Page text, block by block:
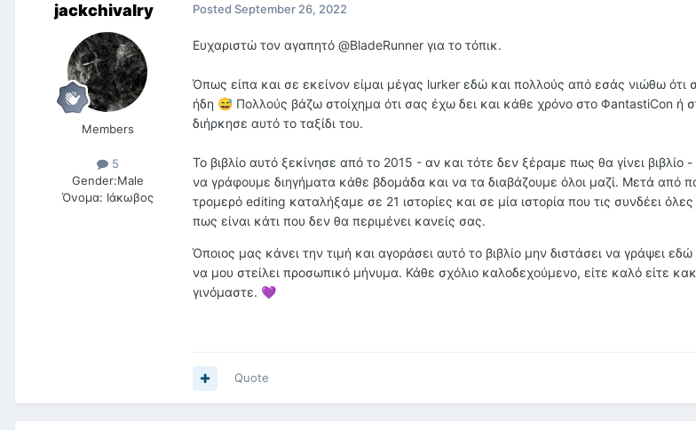
jackchivalry
Members
5
Gender:Male
Όνομα: Ιάκωβος
Posted September 26, 2022
Ευχαριστώ τον αγαπητό @BladeRunner για το τόπικ.
Όπως είπα και σε εκείνον είμαι μέγας lurker εδώ και πολλούς από εσάς νιώθω ότι
ήδη 😅 Πολλούς βάζω στοίχημα ότι σας έχω δει και κάθε χρόνο στο ΦantastiCon ή
διήρκησε αυτό το ταξίδι του.
Το βιβλίο αυτό ξεκίνησε από το 2015 - αν και τότε δεν ξέραμε πως θα γίνει βιβλίο
να γράφουμε διηγήματα κάθε βδομάδα και να τα διαβάζουμε όλοι μαζί. Μετά από
τρομερό editing καταλήξαμε σε 21 ιστορίες και σε μία ιστορία που τις συνδέει όλες
πως είναι κάτι που δεν θα περιμένει κανείς σας.
Όποιος μας κάνει την τιμή και αγοράσει αυτό το βιβλίο μην διστάσει να γράψει εδώ
να μου στείλει προσωπικό μήνυμα. Κάθε σχόλιο καλοδεχούμενο, είτε καλό είτε
γινόμαστε. 💜
Quote